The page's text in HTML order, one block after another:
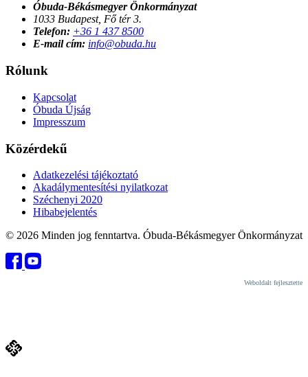
Óbuda-Békásmegyer Önkormányzat
1033 Budapest, Fő tér 3.
Telefon: +36 1 437 8500
E-mail cím: info@obuda.hu
Rólunk
Kapcsolat
Óbuda Újság
Impresszum
Közérdekű
Adatkezelési tájékoztató
Akadálymentesítési nyilatkozat
Széchenyi 2020
Hibabejelentés
© 2026 Minden jog fenntartva. Óbuda-Békásmegyer Önkormányzat
Weboldalt fejlesztette